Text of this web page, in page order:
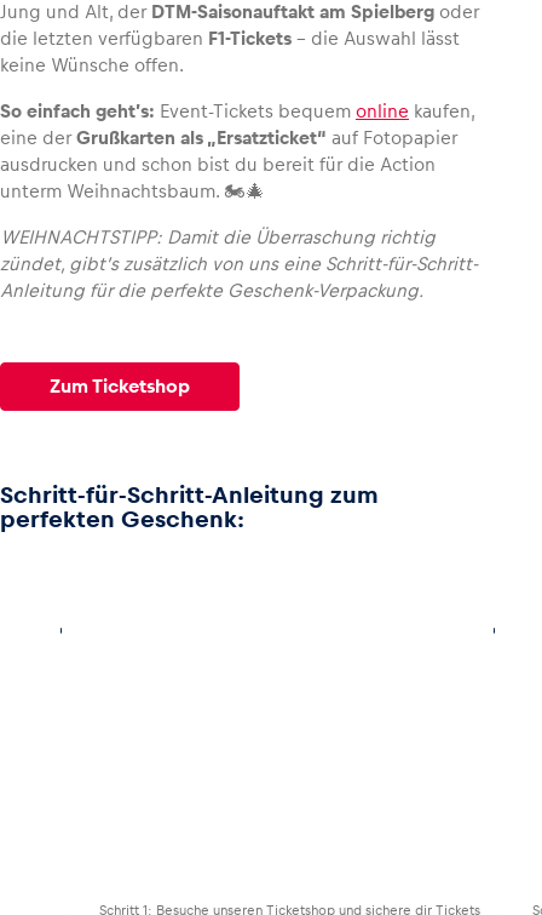
Business
Glossar
Jung und Alt, der DTM-Saisonauftakt am Spielberg oder
die letzten verfügbaren F1-Tickets – die Auswahl lässt
keine Wünsche offen.
So einfach geht’s: Event-Tickets bequem online kaufen,
eine derGrußkarten als „Ersatzticket“ auf Fotopapier
ausdrucken und schon bist du bereit für die Action
unterm Weihnachtsbaum. 🏍️🎄
WEIHNACHTSTIPP: Damit die Überraschung richtig
zündet, gibt’s zusätzlich von uns eine Schritt-für-Schritt-
Anleitung für die perfekte Geschenk-Verpackung.
Zum Ticketshop
Schritt-für-Schritt-Anleitung zum
perfekten Geschenk:
Schritt 1: Besuche unseren Ticketshop und sichere dir Tickets